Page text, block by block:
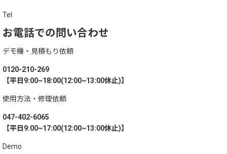
Tel
お電話での問い合わせ
デモ機・見積もり依頼
0120-210-269
【平日9:00~18:00(12:00~13:00休止)】
使用方法・修理依頼
047-402-6065
【平日9:00~17:00(12:00~13:00休止)】
Demo